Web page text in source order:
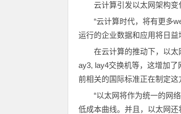
云计算引发以太网架构变
“云计算时代，将有更多
运行的企业数据和应用将日益
在云计算的推动下，以
ay3, lay4交换机等，这增加
前相关的国际标准正在制定这
“以太网将作为统一的网
低成本曲线。并且，以太网还